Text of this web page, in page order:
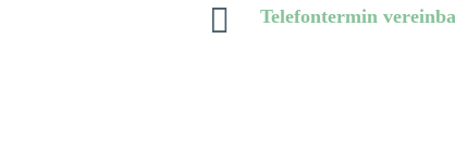
 Telefontermin